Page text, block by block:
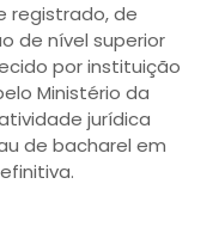
registrado, de
de nível superior
por instituição
Ministério da
jurídica
de bacharel em